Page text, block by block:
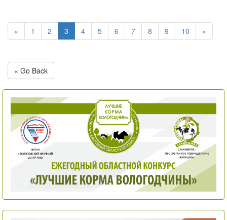
« 1 2 3 4 5 6 7 8 9 10 »
« Go Back